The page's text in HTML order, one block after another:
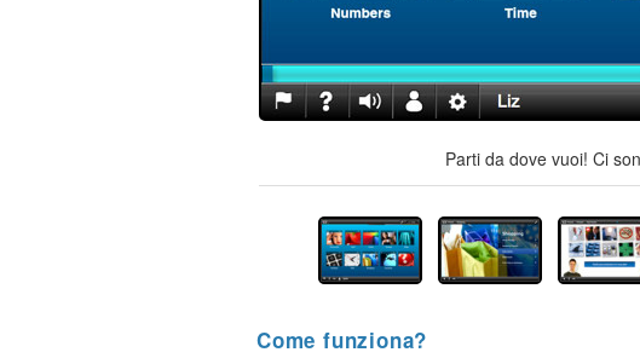
Parti da dove vuoi! Ci
Come funziona?